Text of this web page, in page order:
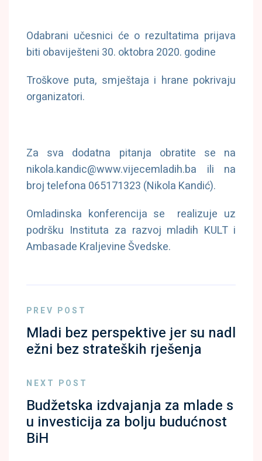
Odabrani učesnici će o rezultatima prijava
biti obaviješteni 30. oktobra 2020. godine
Troškove puta, smještaja i hrane pokrivaju
organizatori.
Za sva dodatna pitanja obratite se na
nikola.kandic@www.vijecemladih.ba ili na
broj telefona 065171323 (Nikola Kandić).
Omladinska konferencija se realizuje uz
podršku Instituta za razvoj mladih KULT i
Ambasade Kraljevine Švedske.
PREV POST
Mladi bez perspektive jer su nadl
ežni bez strateških rješenja
NEXT POST
Budžetska izdvajanja za mlade s
u investicija za bolju budućnost
BiH